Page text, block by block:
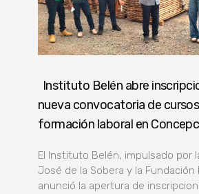
Instituto Belén abre
nueva convocatoria de
formación laboral en
El Instituto Belén, impulsado por
José de la Sobera y la Fundación
anunció la apertura de